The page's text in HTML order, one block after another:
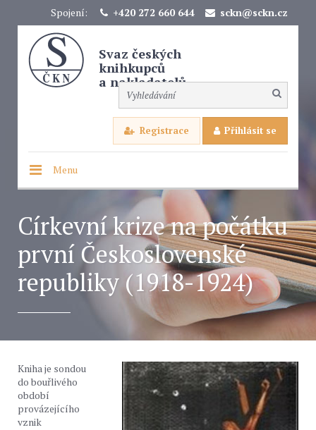
Spojení: +420 272 660 644 sckn@sckn.cz
Svaz českých
knihkupců
a nakladatelů
Registrace Přihlásit se
Menu
Církevní krize na počátku
první Československé
republiky (1918-1924)
Kniha je sondou
do bouřlivého
období
provázejícího
vznik